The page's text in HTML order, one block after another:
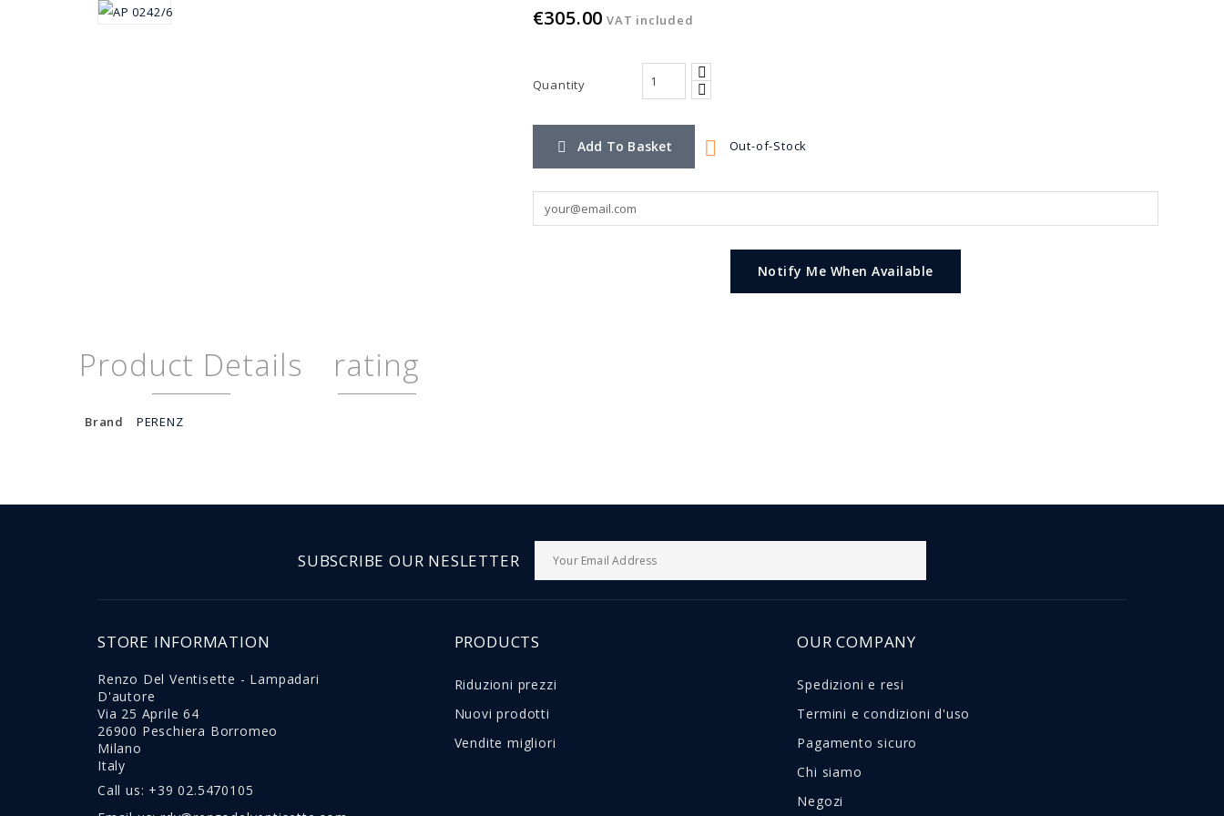
€305.00 VAT included
Quantity
 Add To Basket  Out-of-Stock
Notify Me When Available
Product Details rating
Brand PERENZ
SUBSCRIBE OUR NESLETTER
STORE INFORMATION
Renzo Del Ventisette - Lampadari
D'autore
Via 25 Aprile 64
26900 Peschiera Borromeo
Milano
Italy
Call us: +39 02.5470105
PRODUCTS
Riduzioni prezzi
Nuovi prodotti
Vendite migliori
OUR COMPANY
Spedizioni e resi
Termini e condizioni d'uso
Pagamento sicuro
Chi siamo
Negozi